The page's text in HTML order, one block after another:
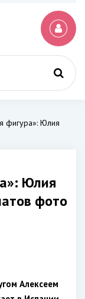
фигура»: Юлия
Юлия
фото
Алексеем